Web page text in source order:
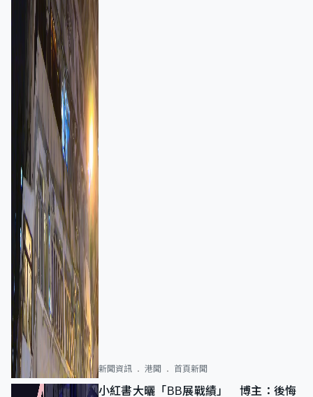
新聞資訊 港聞 首頁新聞
小紅書大曬「BB展戰績」 博主：後悔